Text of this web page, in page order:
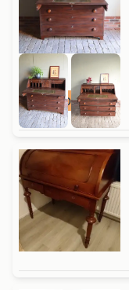
DEN OUDEN STEEGH